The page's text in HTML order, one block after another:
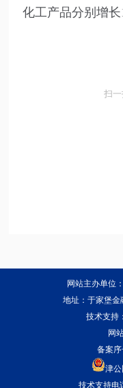
化工产品分别增长
扫
网站主办单位
地址：于家堡金
技术支持
网
备案
津公
技术支持电